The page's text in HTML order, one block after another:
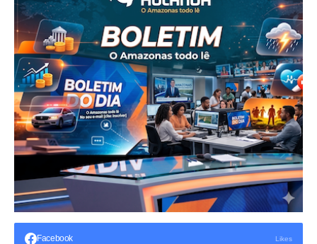
Facebook Likes